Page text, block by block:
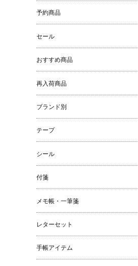
予約商品
セール
おすすめ商品
再入荷商品
ブランド別
テープ
シール
付箋
メモ帳・一筆箋
レターセット
手帳アイテム